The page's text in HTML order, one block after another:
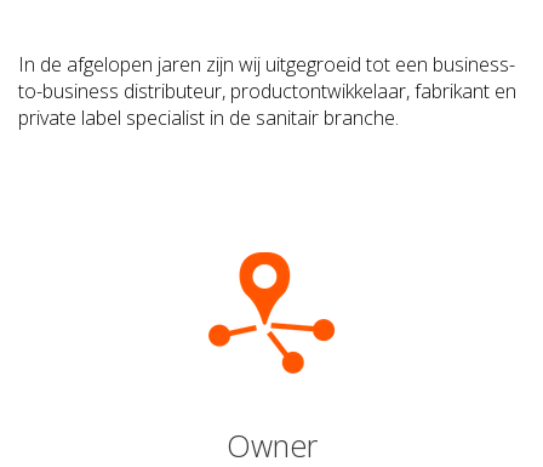
In de afgelopen jaren zijn wij uitgegroeid tot een business-
to-business distributeur, productontwikkelaar, fabrikant en
private label specialist in de sanitair branche.
Owner